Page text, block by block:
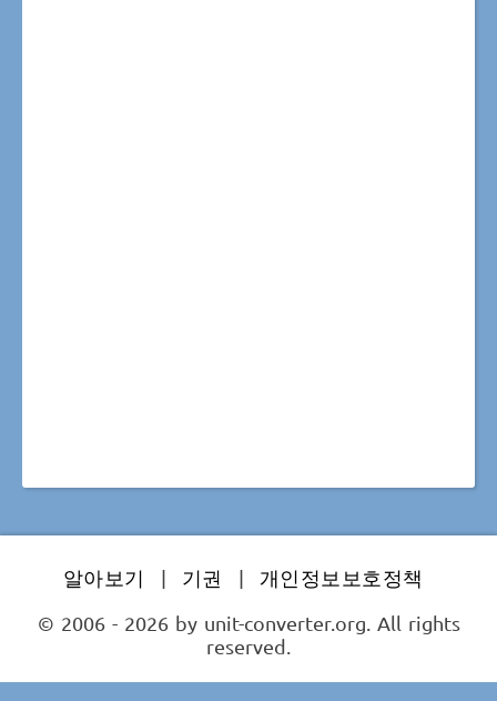
알아보기 | 기권 |
개인정보보호정책
© 2006 - 2026 by unit-converter.org. All rights
reserved.